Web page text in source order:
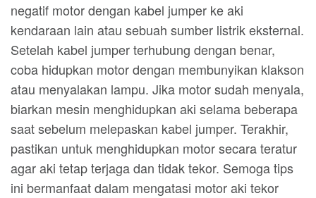
negatif motor dengan kabel jumper ke aki
kendaraan lain atau sebuah sumber listrik eksternal.
Setelah kabel jumper terhubung dengan benar,
coba hidupkan motor dengan membunyikan klakson
atau menyalakan lampu. Jika motor sudah menyala,
biarkan mesin menghidupkan aki selama beberapa
saat sebelum melepaskan kabel jumper. Terakhir,
pastikan untuk menghidupkan motor secara teratur
agar aki tetap terjaga dan tidak tekor. Semoga tips
ini bermanfaat dalam mengatasi motor aki tekor